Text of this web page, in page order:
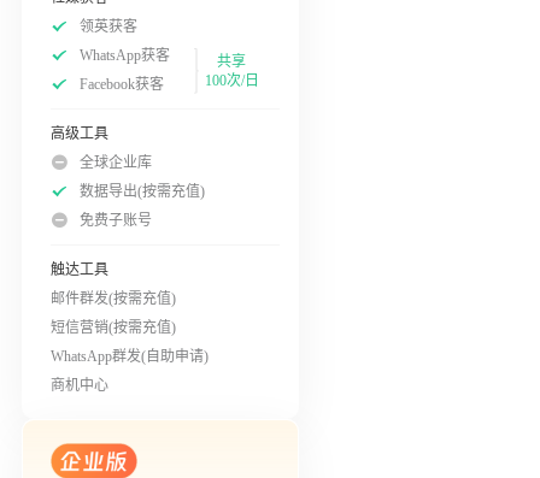
领英获客
WhatsApp获客
Facebook获客
共享
100次/日
高级工具
全球企业库
数据导出(按需充值)
免费子账号
触达工具
邮件群发(按需充值)
短信营销(按需充值)
WhatsApp群发(自助申请)
商机中心